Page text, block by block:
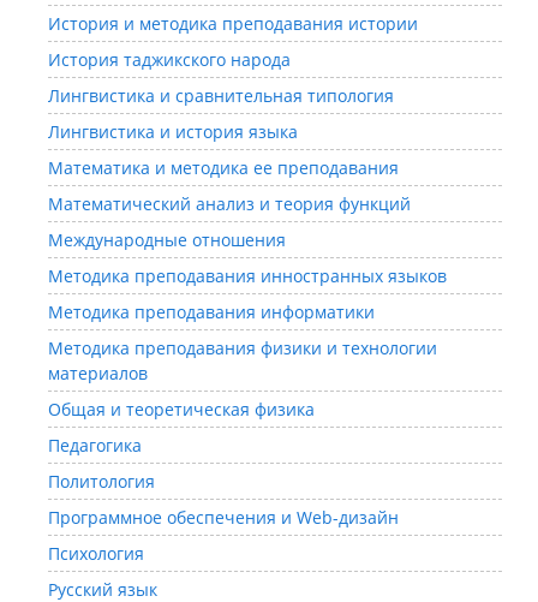
История и методика преподавания истории
История таджикского народа
Лингвистика и сравнительная типология
Лингвистика и история языка
Математика и методика ее преподавания
Математический анализ и теория функций
Международные отношения
Методика преподавания инностранных языков
Методика преподавания информатики
Методика преподавания физики и технологии
материалов
Общая и теоретическая физика
Педагогика
Политология
Программное обеспечения и Web-дизайн
Психология
Русский язык